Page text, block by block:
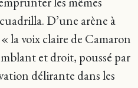
D’une arène à
la voix claire de Camaron
et droit, poussé par
délirante dans les